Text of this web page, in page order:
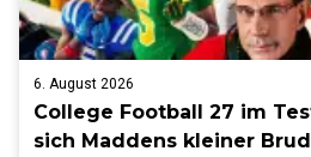
6. August 2026
College Football 27 im
sich Maddens kleiner